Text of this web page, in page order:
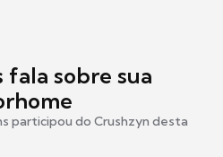
sobre sua
participou do Crushzyn desta